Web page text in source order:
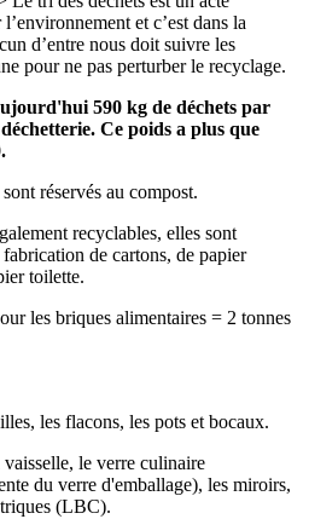
et c’est dans la
d’entre nous doit suivre les
pour ne pas perturber le recyclage.
590 kg de déchets par
Ce poids a plus que
réservés au compost.
recyclables, elles sont
de cartons, de papier
toilette.
les briques alimentaires = 2 tonnes
les flacons, les pots et bocaux.
le verre culinaire
du verre d'emballage), les miroirs,
(LBC).